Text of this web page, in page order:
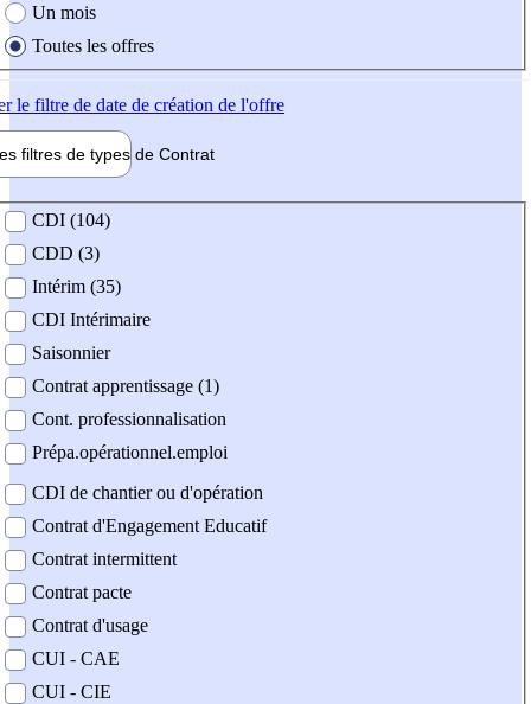
Un mois
Toutes les offres
le filtre de date de création de l'offre
filtres de types de Contrat
contrat
CDI (104)
CDD (3)
Intérim (35)
CDI Intérimaire
Saisonnier
Contrat apprentissage (1)
Cont. professionnalisation
Prépa.opérationnel.emploi
CDI de chantier ou d'opération
Contrat d'Engagement Educatif
Contrat intermittent
Contrat pacte
Contrat d'usage
CUI - CAE
CUI - CIE